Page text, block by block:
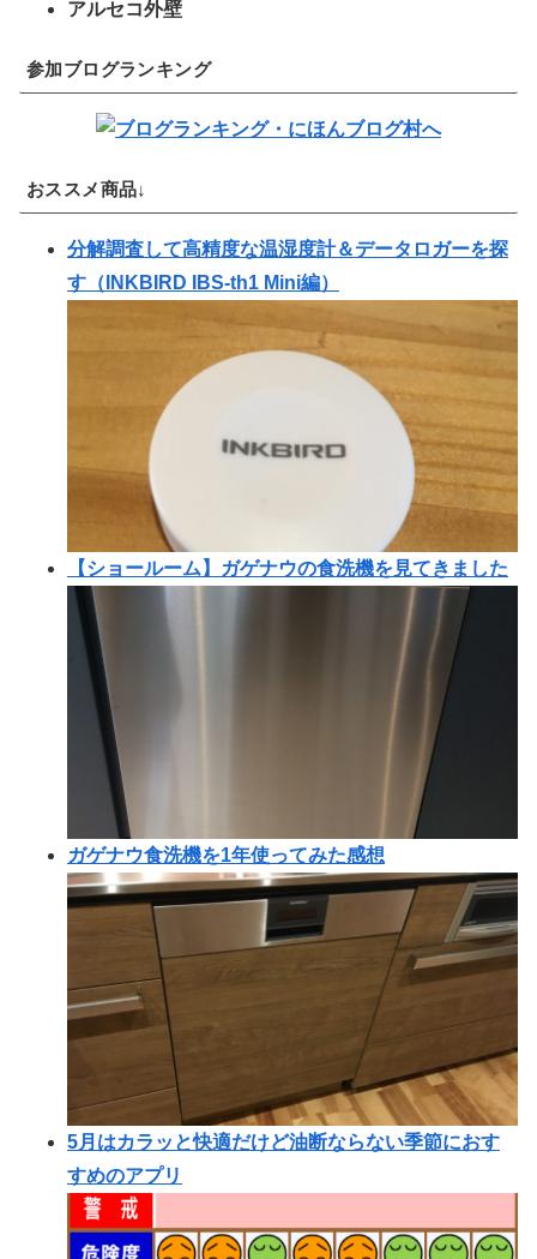
アルセコ外壁
参加ブログランキング
おススメ商品↓
分解調査して高精度な温湿度計＆データロガーを探
す（INKBIRD IBS-th1 Mini編）
【ショールーム】ガゲナウの食洗機を見てきました
ガゲナウ食洗機を1年使ってみた感想
5月はカラッと快適だけど油断ならない季節におす
すめのアプリ